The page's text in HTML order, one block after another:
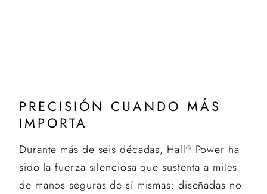
PRECISIÓN CUANDO MÁS
IMPORTA
Durante más de seis décadas, Hall® Power ha
sido la fuerza silenciosa que sustenta a miles
de manos seguras de sí mismas: diseñadas no